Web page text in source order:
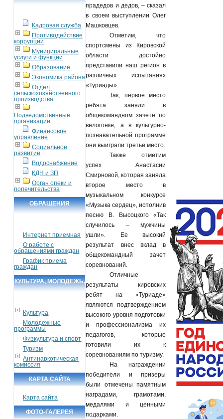
Кадровая служба
Противодействие
коррупции
Муниципальные
услуги и функции
Образование
Экономика района
Отдел
сельскохозяйственного
производства
Подведомственные
организации
Финансовое
управление
Социальное
развитие
Водоснабжение
КДН и ЗП
Орган опеки и
попечительства
ОБРАЩЕНИЯ
Интернет приемная
О работе с
обращениями граждан
График приема
граждан
КУЛЬТУРА, МОЛОДЕЖЬ,
Культура
Молодежные
программы
Физкультура и спорт
Туризм
Антинаркотическая
комиссия
КАРТА САЙТА
Карта сайта
ФОТО-ГАЛЕРЕЯ
прадедов и дедов, – сказал
в своем выступлении Олег
Машковцев.
Отметим, что
спортсмены из Кировской
области достойно
представили наш регион в
различных испытаниях
«Туриады».
Так, первое место
ребята заняли в
общекомандном зачете по
велогонке, а в культурно-
познавательной программе
они выиграли третье место.
Также отметим
успех Анастасии
Смирновой, которая заняла
второе место в
музыкальном конкурсе
«Музыка сердец», исполнив
песню В. Высоцкого «Так
случилось – мужчины
ушли». Ее высокий
результат внес вклад в
общекомандный зачет
соревнований.
Отличные
результаты кировских
ребят на «Туриаде»
являются подтверждением
высокого уровня подготовки
и профессионализма их
педагогов, которые
готовили их к
соревнованиям по туризму.
На награждении
победители и призеры
были отмечены памятным
наградами, грамотами,
медалями и ценными
подарками.